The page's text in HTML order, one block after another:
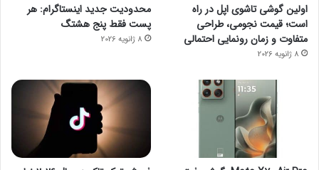
اولین گوشی تاشوی اپل در راه
است؛ قیمت نجومی، طراحی
متفاوت و زمان رونمایی احتمالی
8 ژانویه 2026
محدودیت جدید اینستاگرام: هر
پست فقط پنج هشتگ
8 ژانویه 2026